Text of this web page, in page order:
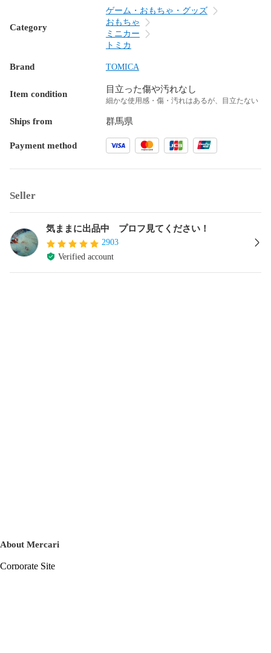
Category
ゲーム・おもちゃ・グッズ
おもちゃ
ミニカー
トミカ
Brand TOMICA
Item condition 目立った傷や汚れなし
細かな使用感・傷・汚れはあるが、目立たない
Ships from 群馬県
Payment method
Seller
気ままに出品中 プロフ見てください！
2903
Verified account
About Mercari
Corporate Site